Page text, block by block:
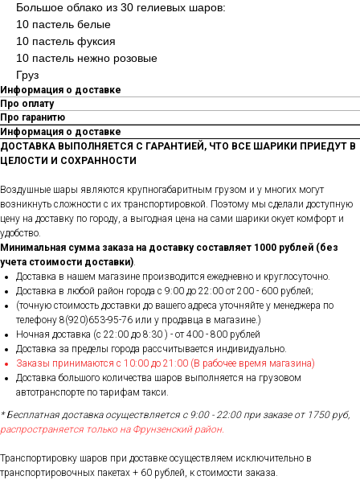
Большое облако из 30 гелиевых шаров:
10 пастель белые
10 пастель фуксия
10 пастель нежно розовые
Груз
Информация о доставке
Про оплату
Про гаранитю
Информация о доставке
ДОСТАВКА ВЫПОЛНЯЕТСЯ С ГАРАНТИЕЙ, ЧТО ВСЕ ШАРИКИ ПРИЕДУТ В
ЦЕЛОСТИ И СОХРАННОСТИ
Воздушные шары являются крупногабаритным грузом и у многих могут
возникнуть сложности с их транспортировкой. Поэтому мы сделали доступную
цену на доставку по городу, а выгодная цена на сами шарики окует комфорт и
удобство.
Минимальная сумма заказа на доставку составляет 1000 рублей (без
учета стоимости доставки).
Доставка в нашем магазине производится ежедневно и круглосуточно.
Доставка в любой район города c 9:00 до 22:00 от 200 - 600 рублей;
(точную стоимость доставки до вашего адреса уточняйте у менеджера по
телефону 8(920)653-95-76 или у продавца в магазине.)
Ночная доставка (с 22:00 до 8:30 ) - от 400 - 800 рублей
Доставка за пределы города рассчитывается индивидуально.
Заказы принимаются с 10:00 до 21:00 (В рабочее время магазина)
Доставка большого количества шаров выполняется на грузовом
автотранспорте по тарифам такси.
* Бесплатная доставка осуществляется с 9:00 - 22:00 при заказе от 1750 руб,
распространяется только на Фрунзенский район.
Транспортировку шаров при доставке осуществляем исключительно в
транспортировочных пакетах + 60 рублей, к стоимости заказа.